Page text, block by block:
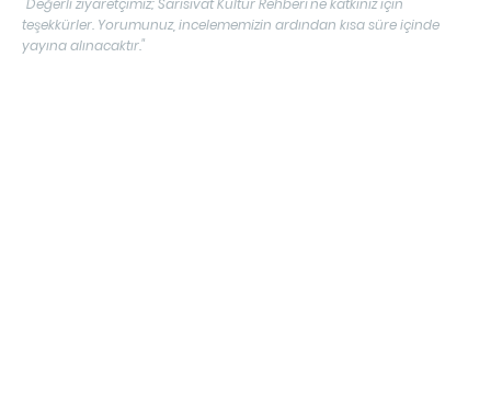
"Değerli ziyaretçimiz; Sarısıvat Kültür Rehberi'ne katkınız için
teşekkürler. Yorumunuz, incelememizin ardından kısa süre içinde
yayına alınacaktır."